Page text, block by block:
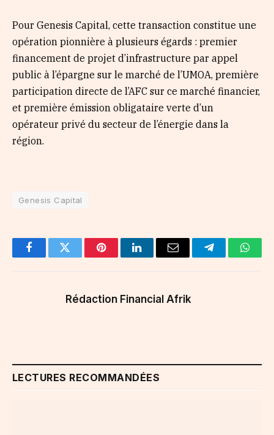
Pour Genesis Capital, cette transaction constitue une
opération pionnière à plusieurs égards : premier
financement de projet d’infrastructure par appel
public à l’épargne sur le marché de l’UMOA, première
participation directe de l’AFC sur ce marché financier,
et première émission obligataire verte d’un
opérateur privé du secteur de l’énergie dans la
région.
Genesis Capital
FacebookTwitter PinterestLinkedInEmail Telegram
Rédaction Financial Afrik
LECTURES RECOMMANDÉES